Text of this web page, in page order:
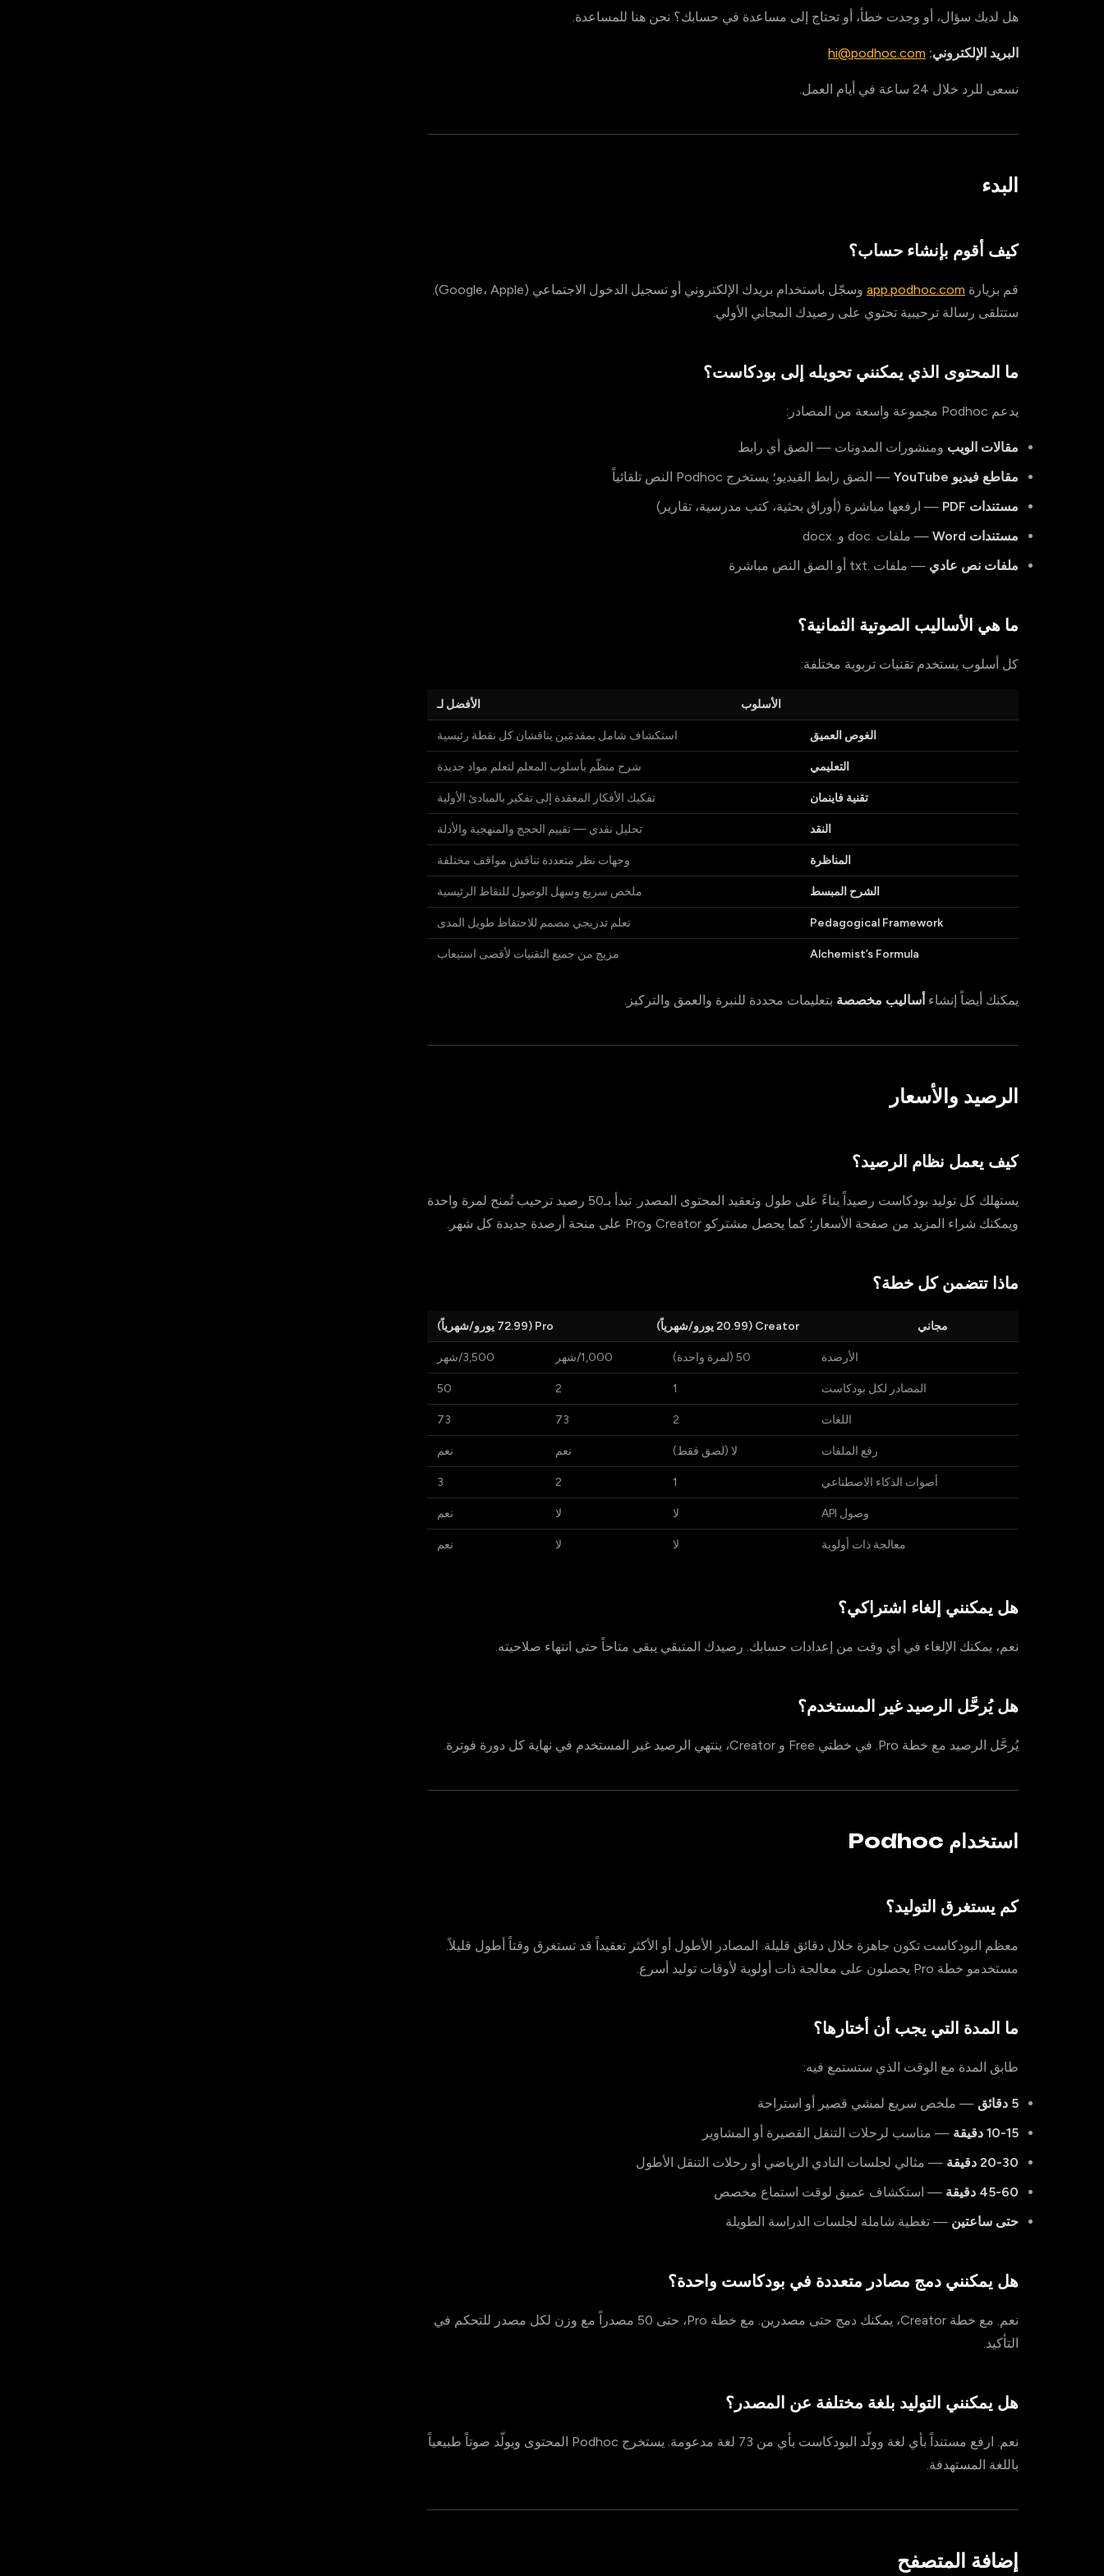
هل لديك سؤال، أو وجدت خطأ، أو تحتاج إلى مساعدة في حسابك؟ نحن هنا للمساعدة.
البريد الإلكتروني: hi@podhoc.com
نسعى للرد خلال 24 ساعة في أيام العمل.
البدء
كيف أقوم بإنشاء حساب؟
قم بزيارة app.podhoc.com
وسجّل باستخدام بريدك الإلكتروني أو تسجيل الدخول الاجتماعي (Google، Apple).
ستتلقى رسالة ترحيبية تحتوي على رصيدك المجاني الأولي.
ما المحتوى الذي يمكنني تحويله إلى بودكاست؟
يدعم Podhoc مجموعة واسعة من المصادر:
مقالات الويب ومنشورات المدونات — الصق أي رابط
مقاطع فيديو YouTube
— الصق رابط الفيديو؛ يستخرج Podhoc النص تلقائياً
مستندات PDF
— ارفعها مباشرة (أوراق بحثية، كتب مدرسية، تقارير)
مستندات Word
— ملفات .doc و .docx
ملفات نص عادي — ملفات .txt أو الصق النص مباشرة
ما هي الأساليب الصوتية الثمانية؟
كل أسلوب يستخدم تقنيات تربوية مختلفة:
الأسلوب الأفضل لـ
الغوص العميق استكشاف شامل بمقدمَين يناقشان كل نقطة رئيسية
التعليمي شرح منظّم بأسلوب المعلم لتعلم مواد جديدة
تقنية فاينمان تفكيك الأفكار المعقدة إلى تفكير بالمبادئ الأولية
النقد تحليل نقدي — تقييم الحجج والمنهجية والأدلة
المناظرة وجهات نظر متعددة تناقش مواقف مختلفة
الشرح المبسط ملخص سريع وسهل الوصول للنقاط الرئيسية
Pedagogical Framework تعلم تدريجي مصمم للاحتفاظ طويل المدى
Alchemist’s Formula مزيج من جميع التقنيات لأقصى استيعاب
يمكنك أيضاً إنشاء أساليب مخصصة بتعليمات محددة للنبرة والعمق والتركيز.
الرصيد والأسعار
كيف يعمل نظام الرصيد؟
يستهلك كل توليد بودكاست رصيداً بناءً على طول وتعقيد المحتوى المصدر. تبدأ بـ50 رصيد ترحيب تُمنح لمرة واحدة
ويمكنك شراء المزيد من صفحة الأسعار؛ كما يحصل مشتركو Creator وPro على منحة أرصدة جديدة كل شهر.
ماذا تتضمن كل خطة؟
مجاني Creator (20.99 يورو/شهرياً) Pro (72.99 يورو/شهرياً)
الأرصدة 50 (لمرة واحدة) 1,000/شهر 3,500/شهر
المصادر لكل بودكاست 1
2
50
اللغات 2
73
73
رفع الملفات لا (لصق فقط) نعم نعم
أصوات الذكاء الاصطناعي 1
2
3
وصول API لا لا نعم
معالجة ذات أولوية لا لا نعم
هل يمكنني إلغاء اشتراكي؟
نعم، يمكنك الإلغاء في أي وقت من إعدادات حسابك. رصيدك المتبقي يبقى متاحاً حتى انتهاء صلاحيته.
هل يُرحَّل الرصيد غير المستخدم؟
يُرحَّل الرصيد مع خطة Pro. في خطتي Free و Creator، ينتهي الرصيد غير المستخدم في نهاية كل دورة فوترة.
استخدام Podhoc
كم يستغرق التوليد؟
معظم البودكاست تكون جاهزة خلال دقائق قليلة. المصادر الأطول أو الأكثر تعقيداً قد تستغرق وقتاً أطول قليلاً.
مستخدمو خطة Pro يحصلون على معالجة ذات أولوية لأوقات توليد أسرع.
ما المدة التي يجب أن أختارها؟
طابق المدة مع الوقت الذي ستستمع فيه:
5 دقائق
— ملخص سريع لمشي قصير أو استراحة
10-15 دقيقة
— مناسب لرحلات التنقل القصيرة أو المشاوير
20-30 دقيقة
— مثالي لجلسات النادي الرياضي أو رحلات التنقل الأطول
45-60 دقيقة
— استكشاف عميق لوقت استماع مخصص
حتى ساعتين — تغطية شاملة لجلسات الدراسة الطويلة
هل يمكنني دمج مصادر متعددة في بودكاست واحدة؟
نعم. مع خطة Creator، يمكنك دمج حتى مصدرين. مع خطة Pro، حتى 50 مصدراً مع وزن لكل مصدر للتحكم في
التأكيد.
هل يمكنني التوليد بلغة مختلفة عن المصدر؟
نعم. ارفع مستنداً بأي لغة وولّد البودكاست بأي من 73 لغة مدعومة. يستخرج Podhoc المحتوى ويولّد صوتاً طبيعياً
باللغة المستهدفة.
إضافة المتصفح